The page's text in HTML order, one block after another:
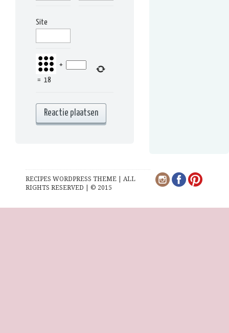
Site
+
= 18
RECIPES WORDPRESS THEME | ALL
RIGHTS RESERVED | © 2015